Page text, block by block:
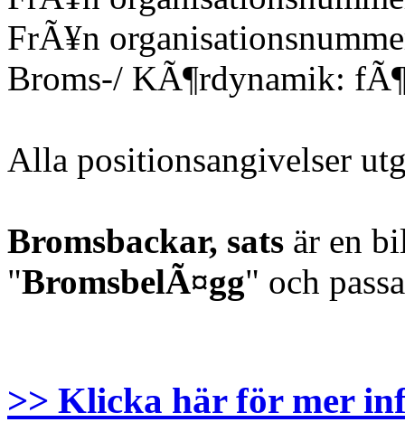
FrÃ¥n
Broms-/ KÃ¶rdynamik:
Alla positionsangivelser
Bromsbackar, sats är en
"BromsbelÃ¤gg" och
>> Klicka här för mer